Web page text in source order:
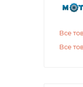
Все
Все